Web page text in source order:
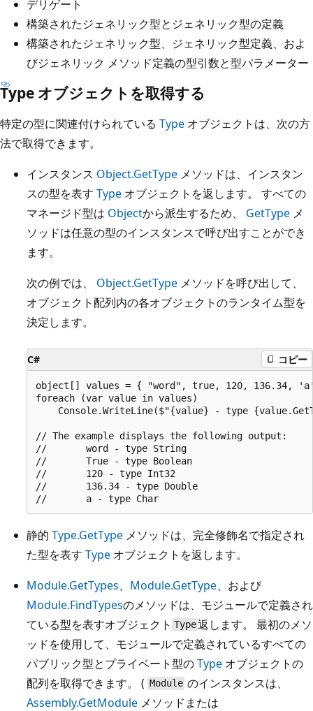
デリゲート
構築されたジェネリック型とジェネリック型の定義
構築されたジェネリック型、ジェネリック型定義、およ
びジェネリック メソッド定義の型引数と型パラメーター
Type オブジェクトを取得する
特定の型に関連付けられている Type オブジェクトは、次の方
法で取得できます。
インスタンス Object.GetType メソッドは、インスタン
スの型を表す Type オブジェクトを返します。 すべての
マネージド型は Objectから派生するため、 GetType メ
ソッドは任意の型のインスタンスで呼び出すことができ
ます。
次の例では、 Object.GetType メソッドを呼び出して、
オブジェクト配列内の各オブジェクトのランタイム型を
決定します。
C# コピー
object[] values = { "word", true, 120, 136.34,
foreach (var value in values)
Console.WriteLine($"{value} - type
// The example displays the following output:
//       word - type String
//       True - type Boolean
//       120 - type Int32
//       136.34 - type Double
静的 Type.GetType メソッドは、完全修飾名で指定され
た型を表す Type オブジェクトを返します。
Module.GetTypes、 Module.GetType、および
Module.FindTypesのメソッドは、モジュールで定義され
ている型を表すオブジェクト Type返します。 最初のメソ
ッドを使用して、モジュールで定義されているすべての
パブリック型とプライベート型のType オブジェクトの
配列を取得できます。 ( Module のインスタンスは、
Assembly.GetModule メソッドまたは